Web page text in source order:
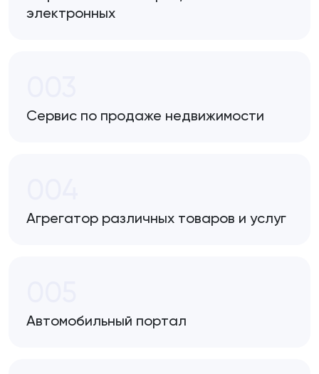
электронных
Сервис по продаже недвижимости
Агрегатор различных товаров и услуг
Автомобильный портал